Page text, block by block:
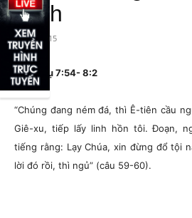
Hình
24/11/2015
Công Vụ 7:54- 8:2
“Chúng đang ném đá, thì Ê-tiên cầu
Giê-xu, tiếp lấy linh hồn tôi. Đoạn,
tiếng rằng: Lạy Chúa, xin đừng đổ tội
lời đó rồi, thì ngủ” (câu 59-60).